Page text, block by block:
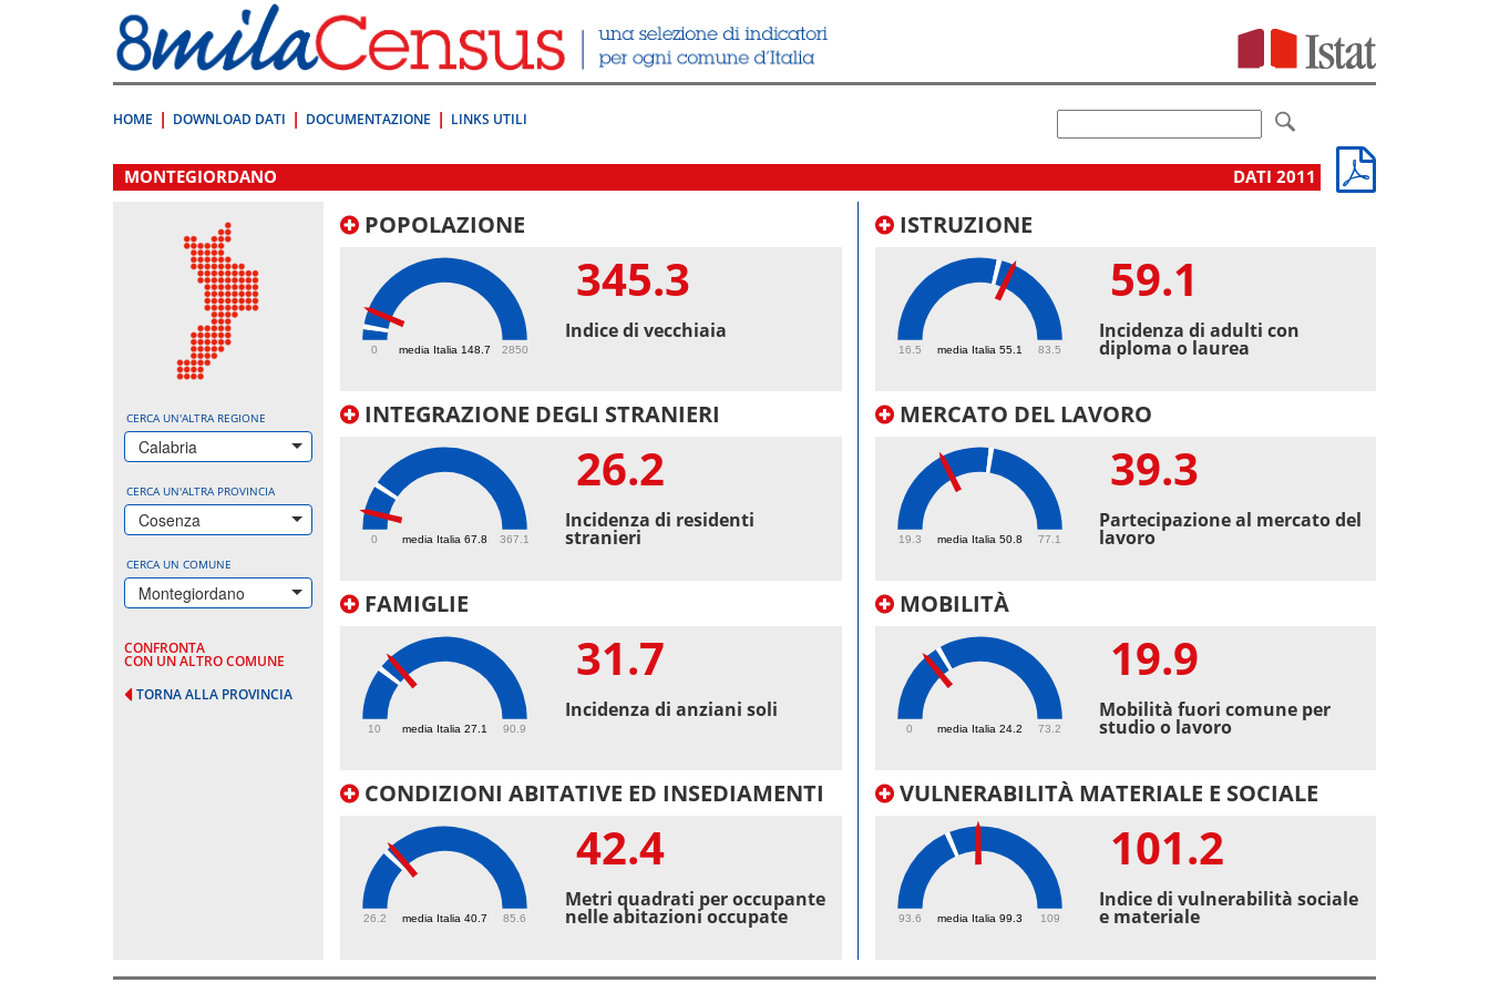
direttamente
a:
Contenuto
HOME DOWNLOAD DATI DOCUMENTAZIONE LINKS UTILI
.
MONTEGIORDANO DATI 2011
CERCA UN'ALTRA REGIONE
Calabria
CERCA UN'ALTRA PROVINCIA
Cosenza
CERCA UN COMUNE
Montegiordano
CONFRONTA
CON UN ALTRO COMUNE
TORNA ALLA PROVINCIA
POPOLAZIONE
media Italia 148.7
0 2850
345.3
Indice di vecchiaia
INTEGRAZIONE DEGLI STRANIERI
media Italia 67.8
0 367.1
26.2
Incidenza di residenti
stranieri
FAMIGLIE
media Italia 27.1
10 90.9
31.7
Incidenza di anziani soli
CONDIZIONI ABITATIVE ED INSEDIAMENTI
media Italia 40.7
26.2 85.6
42.4
Metri quadrati per occupante
nelle abitazioni occupate
ISTRUZIONE
media Italia 55.1
16.5 83.5
59.1
Incidenza di adulti con
diploma o laurea
MERCATO DEL LAVORO
media Italia 50.8
19.3 77.1
39.3
Partecipazione al mercato del
lavoro
MOBILITÀ
media Italia 24.2
0 73.2
19.9
Mobilità fuori comune per
studio o lavoro
VULNERABILITÀ MATERIALE E SOCIALE
media Italia 99.3
93.6 109
101.2
Indice di vulnerabilità sociale
e materiale